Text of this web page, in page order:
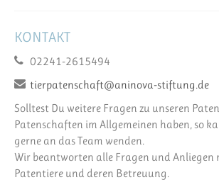
KONTAKT
02241-2615494
tierpatenschaft@aninova-stiftung.de
Solltest Du weitere Fragen zu unseren
Patenschaften im Allgemeinen haben, so
gerne an das Team wenden.
Wir beantworten alle Fragen und Anliegen
Patentiere und deren Betreuung.